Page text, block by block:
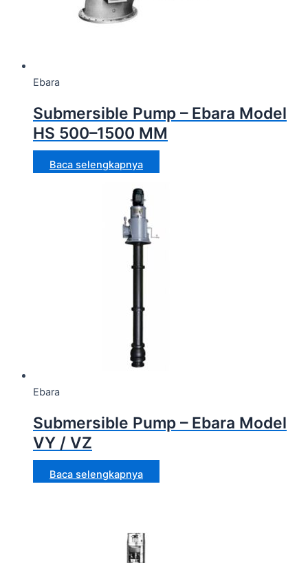
Ebara
Submersible Pump – Ebara Model
HS 500–1500 MM
Baca selengkapnya
Ebara
Submersible Pump – Ebara Model
VY / VZ
Baca selengkapnya